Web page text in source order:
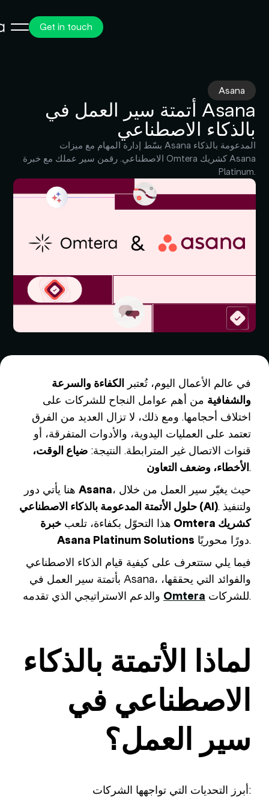
Get in touch
Asana
أتمتة سير العمل في Asana
بالذكاء الاصطناعي
بسّط إدارة المهام مع ميزات Asana المدعومة بالذكاء
الاصطناعي. رقمن سير عملك مع خبرة Omtera كشريك Asana
Platinum.
في عالم الأعمال اليوم، تُعتبر الكفاءة والسرعة
والشفافية من أهم عوامل النجاح للشركات على
اختلاف أحجامها. ومع ذلك، لا تزال العديد من الفرق
تعتمد على العمليات اليدوية، والأدوات المتفرقة، أو
قنوات الاتصال غير المترابطة. النتيجة: ضياع الوقت،
الأخطاء، وضعف التعاون.
Asana ، حيث يغيّر سير العمل من خلال
حلول الأتمتة المدعومة بالذكاء الاصطناعي (AI). ولتنفيذ
هذا التحوّل بكفاءة، تلعب خبرة Omtera كشريك
Asana Platinum Solutions
دورًا محوريًا.
فيما يلي ستتعرف على كيفية قيام الذكاء الاصطناعي
بأتمتة سير العمل في Asana، والفوائد التي يحققها،
Omtera للشركات.
لماذا الأتمتة بالذكاء
الاصطناعي في
سير العمل؟
أبرز التحديات التي تواجهها الشركات: